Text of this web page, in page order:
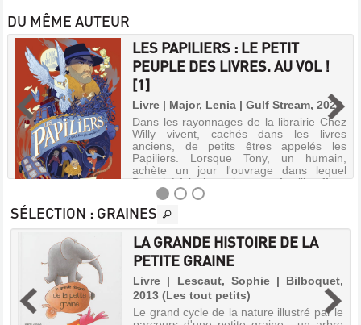
DU MÊME AUTEUR
LES PAPILIERS : LE PETIT
PEUPLE DES LIVRES. AU VOL !
[1]
Livre | Major, Lenia | Gulf Stream, 2023
Dans les rayonnages de la librairie Chez
Willy vivent, cachés dans les livres
anciens, de petits êtres appelés les
Papiliers. Lorsque Tony, un humain,
achète un jour l'ouvrage dans lequel
Barnabé faisait sa sieste, sa famille affr...
PAPILIERS
LE
SÉLECTION : GRAINES
LA GRANDE HISTOIRE DE LA
PETITE GRAINE
Livre | Lescaut, Sophie | Bilboquet,
2013 (Les tout petits)
Le grand cycle de la nature illustré par le